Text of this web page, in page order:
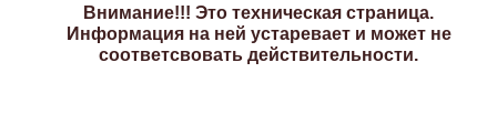
Внимание!!! Это техническая страница.
Информация на ней устаревает и может не
соответсвовать действительности.